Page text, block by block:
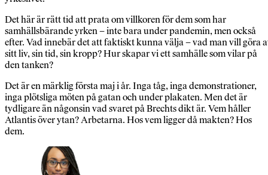
Det här är rätt tid att prata om villkoren för dem som har
samhällsbärande yrken – inte bara under pandemin, men också
efter. Vad innebär det att faktiskt kunna välja – vad man vill göra
sitt liv, sin tid, sin kropp? Hur skapar vi ett samhälle som vilar på
den tanken?
Det är en märklig första maj i år. Inga tåg, inga demonstrationer,
inga plötsliga möten på gatan och under plakaten. Men det är
tydligare än någonsin vad svaret på Brechts dikt är. Vem håller
Atlantis över ytan? Arbetarna. Hos vem ligger då makten? Hos
dem.